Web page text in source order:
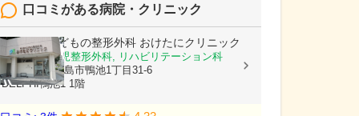
口コミがある病院・クリニック
おとなとこどもの整形外科 おけたにクリニック
整形外科, 小児整形外科, リハビリテーション科
鹿児島県鹿児島市鴨池1丁目31-6
DELPHI鴨池1 1階